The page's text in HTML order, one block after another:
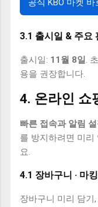
3.1 출시일 & 주요
출시일: 11월 8일
.
용을 권장합니다.
4. 온라인 쇼
빠른 접속과 알림
를 방지하려면 미리
요.
4.1 장바구니 · 마
장바구니 미리 담기